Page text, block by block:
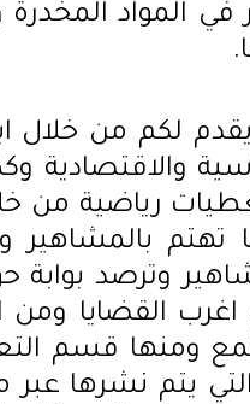
في المواد
لكم من خلال
والاقتصادية
تغطيات رياضية
بالمشاهير
وترصد بوابة
القضايا ومن
ومنها قسم
يتم نشرها عبر